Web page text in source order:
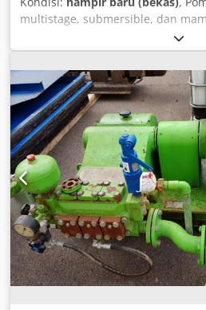
multistage, submersible, dan
penyedotan sendiri. Tipe: MTR 20-
Crjdpofz D Dnofx Ahysf Nomor
Dimensi: P 150 cm, L 30 cm, T 30